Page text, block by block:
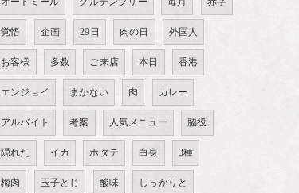
覚悟 企画 29日 肉の日 外国人
お客様 多数 ご来店 本日 香港
エンジョイ まかない 肉 カレー
アルバイト 考案 人気メニュー 脇役
隠れた イカ ホタテ 白身 3種
梅肉 玉子とじ 酸味 しっかりと